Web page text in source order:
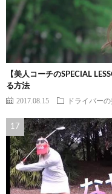
【美人コーチのSPECIAL
る方法
2017.08.15 ドライバー